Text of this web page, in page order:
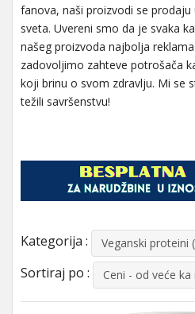
fanova, naši proizvodi se
sveta. Uvereni smo da je svaka
našeg proizvoda najbolja
zadovoljimo zahteve potrošača
koji brinu o svom zdravlju. Mi se
težili savršenstvu!
Kategorija : Veganski proteini
Sortiraj po : Ceni - od veće